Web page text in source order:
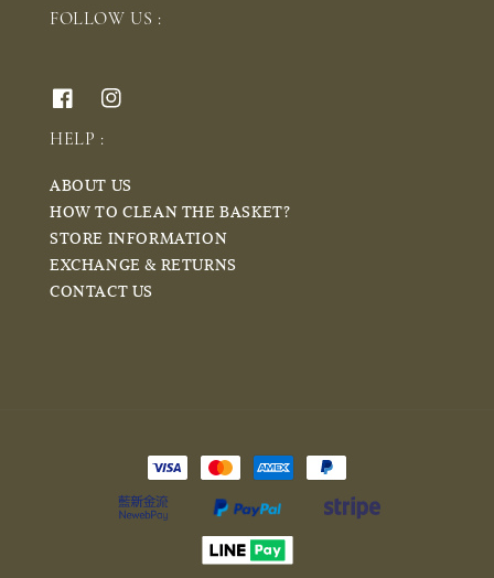
FOLLOW US :
HELP :
ABOUT US
HOW TO CLEAN THE BASKET?
STORE INFORMATION
EXCHANGE & RETURNS
CONTACT US